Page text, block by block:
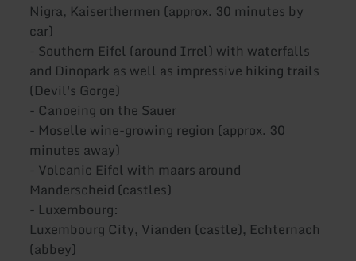
Nigra, Kaiserthermen (approx. 30 minutes by
car)
- Southern Eifel (around Irrel) with waterfalls
and Dinopark as well as impressive hiking trails
(Devil's Gorge)
- Canoeing on the Sauer
- Moselle wine-growing region (approx. 30
minutes away)
- Volcanic Eifel with maars around
Manderscheid (castles)
- Luxembourg:
Luxembourg City, Vianden (castle), Echternach
(abbey)